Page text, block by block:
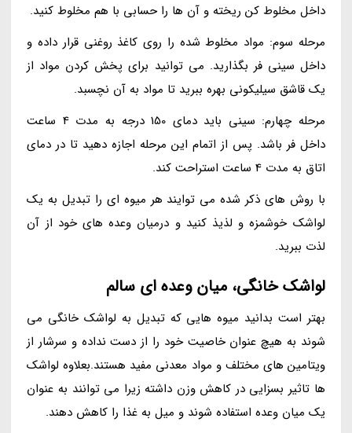
داخل مخلوط کن ریخته و آن ها را حسابی با هم مخلوط کنید.
مرحله سوم: مواد مخلوط شده را روی کاغذ روغنی قرار داده و
داخل سینی فر بگذارید. می توانید برای پخش کردن مواد از
یک قاشق سیلیکونی بهره ببرید تا مواد به آن نچسبد.
مرحله چهارم: سینی باید دمای 150 درجه به مدت 4 ساعت
داخل فر باشد. پس از اتمام این مرحله اجازه دهید تا در دمای
اتاق به مدت 4 ساعت استراحت کند.
با روش های ذکر شده می توایند هر میوه ای را تبدیل به یک
لواشک خوشمزه و لذیذ کنید و درمیان وعده های خود از آن
لذت ببرید.
لواشک خانگی، میان وعده ای سالم
بهتر است بدانید میوه هایی که تبدیل به لواشک خانگی می
شوند به هیچ عنوان خاصیت خود را از دست نداده و سرشار از
ویتامین های مختلف و مواد معدنی مفید هستند.بعلاوه لواشک
ها تاثیر بسزایی در کاهش وزن داشته زیرا می توانند به عنوان
یک میان وعده استفاده شوند و میل به غذا را کاهش دهند.